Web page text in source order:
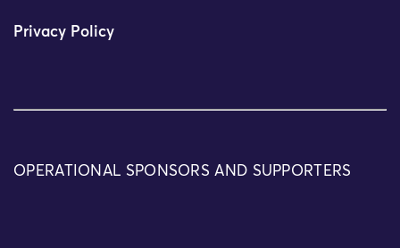
Privacy Policy
OPERATIONAL SPONSORS AND SUPPORTERS